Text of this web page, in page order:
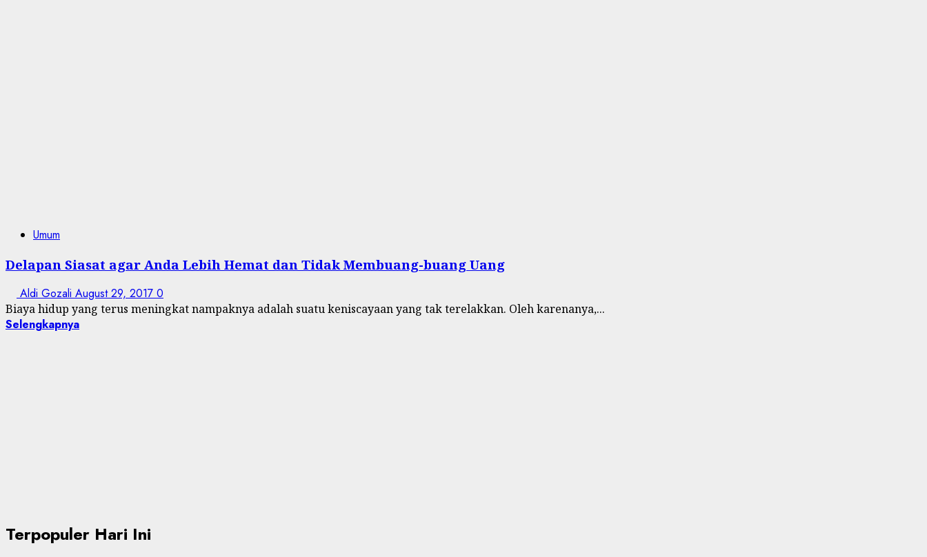
Umum
Delapan Siasat agar Anda Lebih Hemat dan Tidak Membuang-buang Uang
Aldi Gozali August 29, 2017 0
Biaya hidup yang terus meningkat nampaknya adalah suatu keniscayaan yang tak terelakkan. Oleh karenanya,...
Selengkapnya
Terpopuler Hari Ini